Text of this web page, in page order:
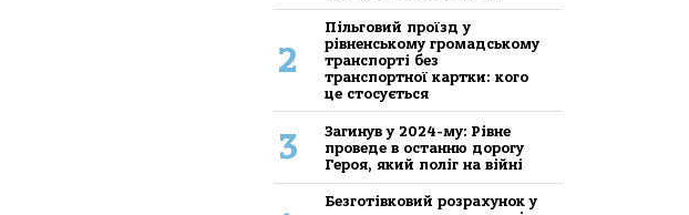
2
Пільговий проїзд у
рівненському громадському
транспорті без
транспортної картки: кого
це стосується
3
Загинув у 2024-му: Рівне
проведе в останню дорогу
Героя, який поліг на війні
Безготівковий розрахунок у